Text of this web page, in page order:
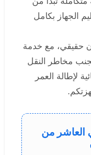
الجهاز بكامل
حقيقي، مع خدمة
مخاطر النقل
لإطالة العمر
العاشر من